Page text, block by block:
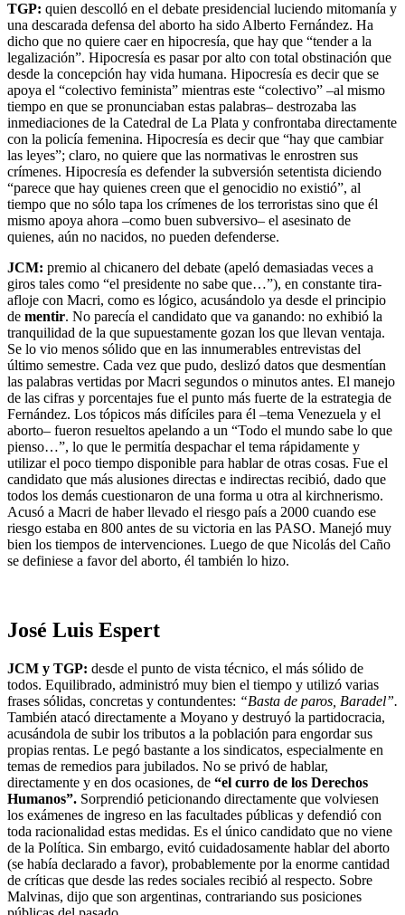
TGP: quien descolló en el debate presidencial luciendo mitomanía y
una descarada defensa del aborto ha sido Alberto Fernández. Ha
dicho que no quiere caer en hipocresía, que hay que “tender a la
legalización”. Hipocresía es pasar por alto con total obstinación que
desde la concepción hay vida humana. Hipocresía es decir que se
apoya el “colectivo feminista” mientras este “colectivo” –al mismo
tiempo en que se pronunciaban estas palabras– destrozaba las
inmediaciones de la Catedral de La Plata y confrontaba directamente
con la policía femenina. Hipocresía es decir que “hay que cambiar
las leyes”; claro, no quiere que las normativas le enrostren sus
crímenes. Hipocresía es defender la subversión setentista diciendo
“parece que hay quienes creen que el genocidio no existió”, al
tiempo que no sólo tapa los crímenes de los terroristas sino que él
mismo apoya ahora –como buen subversivo– el asesinato de
quienes, aún no nacidos, no pueden defenderse.
JCM: premio al chicanero del debate (apeló demasiadas veces a
giros tales como “el presidente no sabe que…”), en constante tira-
afloje con Macri, como es lógico, acusándolo ya desde el principio
de mentir. No parecía el candidato que va ganando: no exhibió la
tranquilidad de la que supuestamente gozan los que llevan ventaja.
Se lo vio menos sólido que en las innumerables entrevistas del
último semestre. Cada vez que pudo, deslizó datos que desmentían
las palabras vertidas por Macri segundos o minutos antes. El manejo
de las cifras y porcentajes fue el punto más fuerte de la estrategia de
Fernández. Los tópicos más difíciles para él –tema Venezuela y el
aborto– fueron resueltos apelando a un “Todo el mundo sabe lo que
pienso…”, lo que le permitía despachar el tema rápidamente y
utilizar el poco tiempo disponible para hablar de otras cosas. Fue el
candidato que más alusiones directas e indirectas recibió, dado que
todos los demás cuestionaron de una forma u otra al kirchnerismo.
Acusó a Macri de haber llevado el riesgo país a 2000 cuando ese
riesgo estaba en 800 antes de su victoria en las PASO. Manejó muy
bien los tiempos de intervenciones. Luego de que Nicolás del Caño
se definiese a favor del aborto, él también lo hizo.
José Luis Espert
JCM y TGP: desde el punto de vista técnico, el más sólido de
todos. Equilibrado, administró muy bien el tiempo y utilizó varias
frases sólidas, concretas y contundentes: “Basta de paros, Baradel”.
También atacó directamente a Moyano y destruyó la partidocracia,
acusándola de subir los tributos a la población para engordar sus
propias rentas. Le pegó bastante a los sindicatos, especialmente en
temas de remedios para jubilados. No se privó de hablar,
directamente y en dos ocasiones, de “el curro de los Derechos
Humanos”. Sorprendió peticionando directamente que volviesen
los exámenes de ingreso en las facultades públicas y defendió con
toda racionalidad estas medidas. Es el único candidato que no viene
de la Política. Sin embargo, evitó cuidadosamente hablar del aborto
(se había declarado a favor), probablemente por la enorme cantidad
de críticas que desde las redes sociales recibió al respecto. Sobre
Malvinas, dijo que son argentinas, contrariando sus posiciones